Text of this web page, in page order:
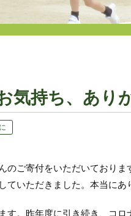
気持ち、あり
ご寄付をいただいておりま
ていただきました。本当にあ
。昨年度に引き続き、コ